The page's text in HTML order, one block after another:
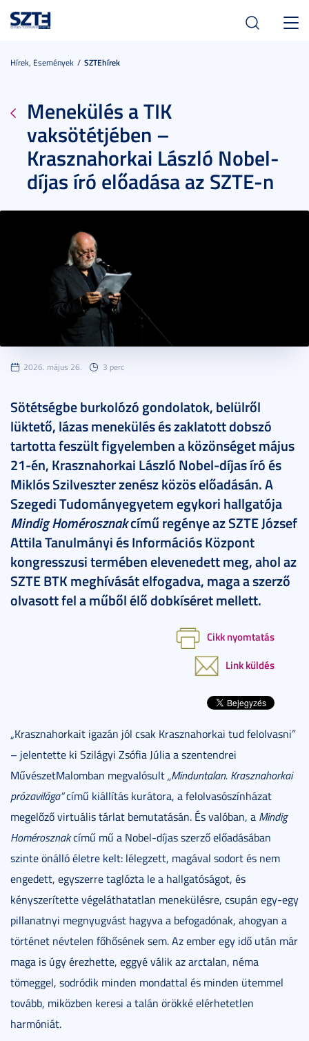
Hírek, Események SZTEhírek
Menekülés a TIK
vaksötétjében –
Krasznahorkai László Nobel-
díjas író előadása az SZTE-n
2026. május 26. 3 perc
Sötétségbe burkolózó gondolatok, belülről
lüktető, lázas menekülés és zaklatott dobszó
tartotta feszült figyelemben a közönséget május
21-én, Krasznahorkai László Nobel-díjas író és
Miklós Szilveszter zenész közös előadásán. A
Szegedi Tudományegyetem egykori hallgatója
Mindig Homérosznakcímű regénye az SZTE József
Attila Tanulmányi és Információs Központ
kongresszusi termében elevenedett meg, ahol az
SZTE BTK meghívását elfogadva, maga a szerző
olvasott fel a műből élő dobkíséret mellett.
Cikk nyomtatás
Link küldés
„Krasznahorkait igazán jól csak Krasznahorkai tud felolvasni”
– jelentette ki Szilágyi Zsófia Júlia a szentendrei
MűvészetMalomban megvalósult„Minduntalan. Krasznahorkai
prózavilága”című kiállítás kurátora, a felolvasószínházat
megelőző virtuális tárlat bemutatásán. És valóban, a Mindig
Homérosznakcímű mű a Nobel-díjas szerző előadásában
szinte önálló életre kelt: lélegzett, magával sodort és nem
engedett, egyszerre taglózta le a hallgatóságot, és
kényszerítette végeláthatatlan menekülésre, csupán egy-egy
pillanatnyi megnyugvást hagyva a befogadónak, ahogyan a
történet névtelen főhősének sem. Az ember egy idő után már
maga is úgy érezhette, eggyé válik az arctalan, néma
tömeggel, sodródik minden mondattal és minden ütemmel
tovább, miközben keresi a talán örökké elérhetetlen
harmóniát.